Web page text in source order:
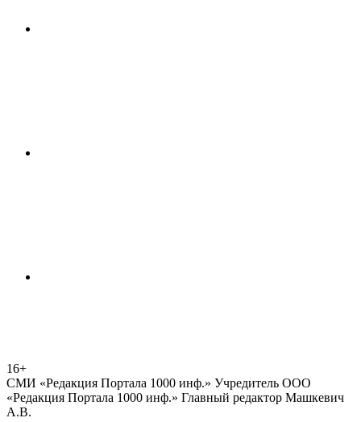
16+
СМИ «Редакция Портала 1000 инф.» Учредитель ООО
«Редакция Портала 1000 инф.» Главный редактор Машкевич
А.В.